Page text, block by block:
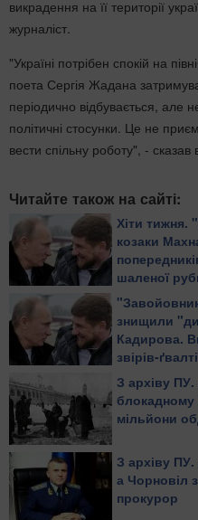
викрадення на її території
журналіст.
"Україні потрібен спокій на
поета Сергія Жадана
періодично відбувається, але
політичні стосунки. Це не
вести спільну роботу", - сказав
Читайте також на сайті:
Хіти тижня.
козаки
шаленої
живцем або
шматки
знищили
Кадирова.
звірів-
повільно
З архіву
блокадному
мільйони
З архіву
а Чорновіл
прокурор